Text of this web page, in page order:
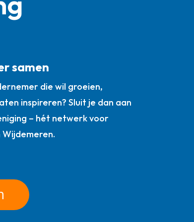
samen
die wil groeien,
inspireren? Sluit je dan aan
– hét netwerk voor